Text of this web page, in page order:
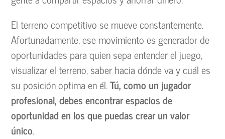
El terreno competitivo se mueve constantemente.
Afortunadamente, ese movimiento es generador de
oportunidades para quien sepa entender el juego,
visualizar el terreno, saber hacia dónde va y cuál es
su posición optima en él.Tú, como un jugador
profesional, debes encontrar espacios de
oportunidad en los que puedas crear un valor
único.